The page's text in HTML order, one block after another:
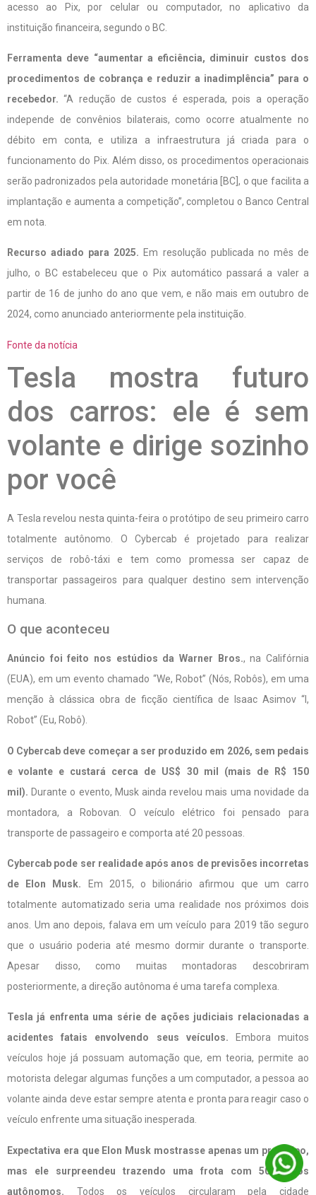
acesso ao Pix, por celular ou computador, no aplicativo da
instituição financeira, segundo o BC.
Ferramenta deve “aumentar a eficiência, diminuir custos dos
procedimentos de cobrança e reduzir a inadimplência” para o
recebedor. “A redução de custos é esperada, pois a operação
independe de convênios bilaterais, como ocorre atualmente no
débito em conta, e utiliza a infraestrutura já criada para o
funcionamento do Pix. Além disso, os procedimentos operacionais
serão padronizados pela autoridade monetária [BC], o que facilita a
implantação e aumenta a competição”, completou o Banco Central
em nota.
Recurso adiado para 2025. Em resolução publicada no mês de
julho, o BC estabeleceu que o Pix automático passará a valer a
partir de 16 de junho do ano que vem, e não mais em outubro de
2024, como anunciado anteriormente pela instituição.
Fonte da notícia
Tesla mostra futuro
dos carros: ele é sem
volante e dirige sozinho
por você
A Tesla revelou nesta quinta-feira o protótipo de seu primeiro carro
totalmente autônomo. O Cybercab é projetado para realizar
serviços de robô-táxi e tem como promessa ser capaz de
transportar passageiros para qualquer destino sem intervenção
humana.
O que aconteceu
Anúncio foi feito nos estúdios da Warner Bros., na Califórnia
(EUA), em um evento chamado “We, Robot” (Nós, Robôs), em uma
menção à clássica obra de ficção científica de Isaac Asimov “I,
Robot” (Eu, Robô).
O Cybercab deve começar a ser produzido em 2026, sem pedais
e volante e custará cerca de US$ 30 mil (mais de R$ 150
mil). Durante o evento, Musk ainda revelou mais uma novidade da
montadora, a Robovan. O veículo elétrico foi pensado para
transporte de passageiro e comporta até 20 pessoas.
Cybercab pode ser realidade após anos de previsões incorretas
de Elon Musk.
Em 2015, o bilionário afirmou que um carro
totalmente automatizado seria uma realidade nos próximos dois
anos. Um ano depois, falava em um veículo para 2019 tão seguro
que o usuário poderia até mesmo dormir durante o transporte.
Apesar disso, como muitas montadoras descobriram
posteriormente, a direção autônoma é uma tarefa complexa.
Tesla já enfrenta uma série de ações judiciais relacionadas a
acidentes fatais envolvendo seus veículos.
Embora muitos
veículos hoje já possuam automação que, em teoria, permite ao
motorista delegar algumas funções a um computador, a pessoa ao
volante ainda deve estar sempre atenta e pronta para reagir caso o
veículo enfrente uma situação inesperada.
Expectativa era que Elon Musk mostrasse apenas um protótipo,
mas ele surpreendeu trazendo uma frota com 50 carros
autônomos. Todos os veículos circularam pela cidade